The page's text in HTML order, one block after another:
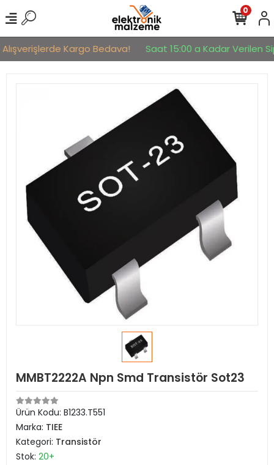
Kargo Bedava! Saat 15:00 a Kadar Verilen
0
MMBT2222A Npn Smd Transistör Sot23
Ürün Kodu: B1233.T551
Marka: TIEE
Kategori: Transistör
Stok: 20+